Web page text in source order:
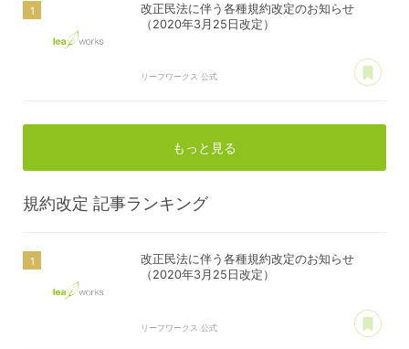
改正民法に伴う各種規約改定のお知らせ
（2020年3月25日改定）
リーフワークス 公式
もっと見る
規約改定 記事ランキング
改正民法に伴う各種規約改定のお知らせ
（2020年3月25日改定）
リーフワークス 公式